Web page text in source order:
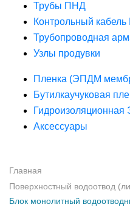
Трубы ПНД
Контрольный
Трубопроводная
Узлы продувки
Пленка (ЭПДМ
Бутилкаучуковая
Аксессуары
Главная
Поверхностный водоотвод
Блок монолитный